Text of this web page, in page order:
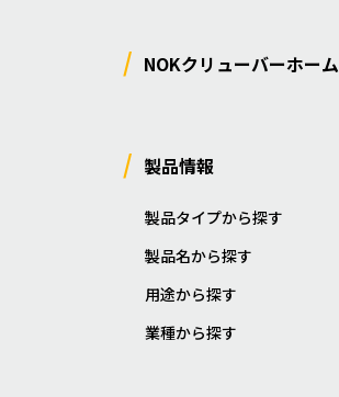
NOKクリューバーホーム
製品情報
製品タイプから探す
製品名から探す
用途から探す
業種から探す